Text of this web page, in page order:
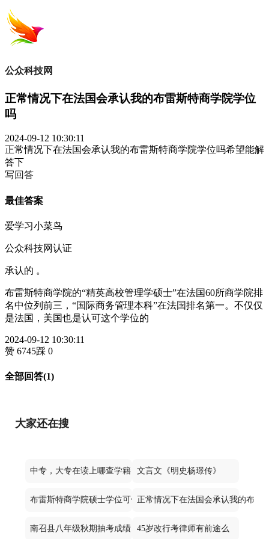
公众科技网
正常情况下在法国会承认我的布雷斯特商学院学位
吗
2024-09-12 10:30:11
正常情况下在法国会承认我的布雷斯特商学院学位吗希望能解
答下
写回答
最佳答案
爱学习小菜鸟
公众科技网认证
承认的 。
布雷斯特商学院的“精英高校管理学硕士”在法国60所商学院排
名中位列前三，“国际商务管理本科”在法国排名第一。不仅仅
是法国，美国也是认可这个学位的
2024-09-12 10:30:11
赞 6745踩 0
全部回答(1)
大家还在搜
中专，大专在读上哪查学籍 文言文《明史杨璟传》
布雷斯特商学院硕士学位可信吗正常情况下在法国会承认我的布雷
南召县八年级秋期抽考成绩 45岁改行考律师有前途么